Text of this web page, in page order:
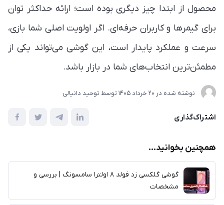
محصول از ابتدا چیز دیگری بوده است؛ ارائه حداکثر توان
برای گیمرها و کاربران حرفه‌ای. اگر اولویت اصلی شما بازی،
سرعت و عملکرد پایدار است، این گوشی می‌تواند یکی از
مطمئن‌ترین انتخاب‌های شما در بازار باشد.
نوشته شده در 20 خرداد 1405 توسط توحید دانیالی
اشتراک‌گذاری
همچنین بخوانید...
گوشی گلکسی زد فولد ۸ اولترا سامسونگ | بررسی و
مشخصات